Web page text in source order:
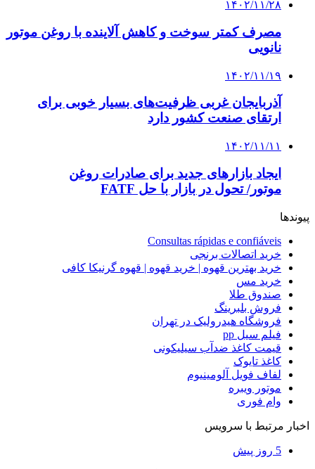
۱۴۰۲/۱۱/۲۸
مصرف کمتر سوخت و کاهش آلاینده با روغن موتور
نانویی
۱۴۰۲/۱۱/۱۹
آذربایجان غربی ظرفیت‌های بسیار خوبی برای
ارتقای صنعت کشور دارد
۱۴۰۲/۱۱/۱۱
ایجاد بازارهای جدید برای صادرات روغن
موتور/ تحول در بازار با حل FATF
پیوندها
Consultas rápidas e confiáveis
خرید اتصالات برنجی
خرید بهترین قهوه | خرید قهوه | قهوه گرنیکا کافی
خرید مس
صندوق طلا
فروش بلبرینگ
فروشگاه هیدرولیک در تهران
فیلم سیل pp
قیمت کاغذ ضدآب سیلیکونی
کاغذ تایوک
لفاف فویل آلومینیوم
موتور ویبره
وام فوری
اخبار مرتبط با سرویس
5 روز پیش